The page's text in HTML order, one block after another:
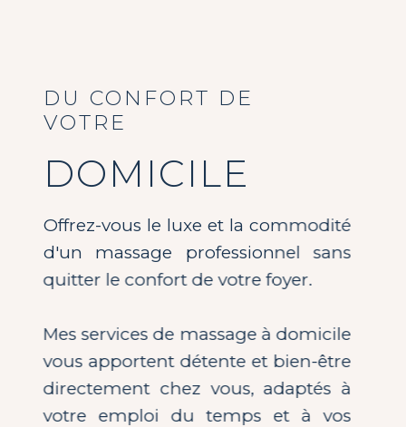
DU CONFORT DE
VOTRE
DOMICILE
Offrez-vous le luxe et la commodité
d'un massage professionnel sans
quitter le confort de votre foyer.
Mes services de massage à domicile
vous apportent détente et bien-être
directement chez vous, adaptés à
votre emploi du temps et à vos